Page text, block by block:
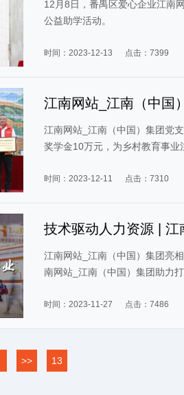
12月8日，番禺区爱心企业江南
公益助学活动。
时间：2023-12-13 点击：7399
江南网站_江南（中国
江南网站_江南（中国）集团党
奖学金10万元，为乡村教育事业
时间：2023-12-11 点击：7310
技术驱动人力资源 | 江
江南网站_江南（中国）集团亮
南网站_江南（中国）集团助力
时间：2023-11-27 点击：7486
>> 13